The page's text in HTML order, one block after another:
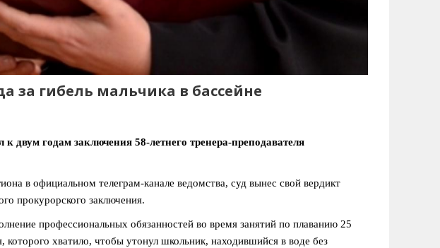
за гибель мальчика в бассейне
двум годам заключения 58-летнего тренера-преподавателя
в официальном телеграм-канале ведомства, суд вынес свой вердикт
прокурорского заключения.
профессиональных обязанностей во время занятий по плаванию 25
хватило, чтобы утонул школьник, находившийся в воде без